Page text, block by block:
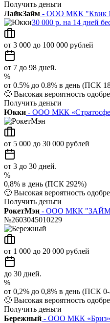
Получить деньги
ЛайкЗайм - ООО МКК "Квик
30 000 р. на 14 дней
от 3 000 до 100 000 рублей
от 7 до 98 дней.
%
от 0.5% до 0.8% в день (ПСК
🙂 Высокая вероятность
Получить деньги
Юкки - ООО МКК
от 5 000 до 30 000 рублей
от 3 до 30 дней.
%
0,8% в день (ПСК 292%)
🙂 Высокая вероятность
Получить деньги
РокетМэн - ООО МКК
№2603045010229
от 1 000 до 20 000 рублей
до 30 дней.
%
от 0,2% до 0,8% в день (ПСК
🙂 Высокая вероятность
Получить деньги
Бережный - ООО МКК «Бриз»